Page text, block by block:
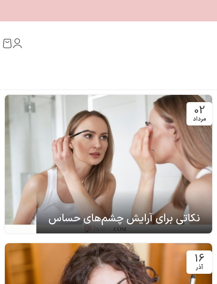
02
مرداد
نکاتی برای آرایش چشم‌های حساس
16
آذر